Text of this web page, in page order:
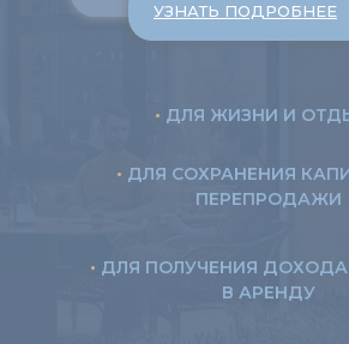
УЗНАТЬ ПОДРОБНЕЕ
• ДЛЯ СОХРАНЕНИЯ
ПЕРЕПРОДАЖИ
• ДЛЯ ПОЛУЧЕНИЯ
В АРЕНДУ
• ДЛЯ ЖИЗНИ И